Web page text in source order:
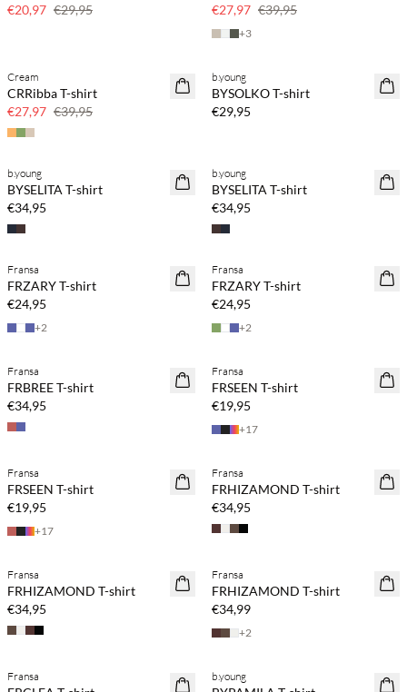
€20,97 €29,95
€27,97 €39,95
+3
SAVE20
Cream
CRRibba T-shirt
€27,97 €39,95
NEUHEITEN
b.young
BYSOLKO T-shirt
€29,95
NEUHEITEN
b.young
BYSELITA T-shirt
€34,95
NEUHEITEN
b.young
BYSELITA T-shirt
€34,95
NEUHEITEN
Fransa
FRZARY T-shirt
€24,95
+2
NEUHEITEN
Fransa
FRZARY T-shirt
€24,95
+2
NEUHEITEN
Fransa
FRBREE T-shirt
€34,95
NEUHEITEN
Fransa
FRSEEN T-shirt
€19,95
+17
NEUHEITEN
Fransa
FRSEEN T-shirt
€19,95
+17
NEUHEITEN
Fransa
FRHIZAMOND T-shirt
€34,95
NEUHEITEN
Fransa
FRHIZAMOND T-shirt
€34,95
NEUHEITEN
Fransa
FRHIZAMOND T-shirt
€34,99
+2
NEUHEITEN
Fransa NEUHEITEN
b.young